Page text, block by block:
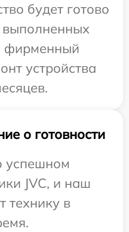
будет готово
выполненных
фирменный
устройства
о готовности
JVC, и наш
технику в